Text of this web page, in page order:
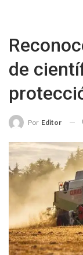
de
Por Editor